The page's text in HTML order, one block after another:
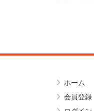
ホーム
会員登録